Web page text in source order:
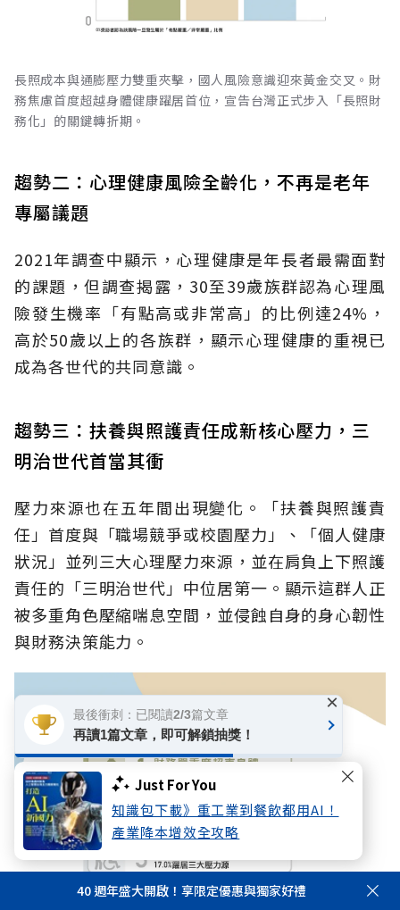
Just For You
知識包下載》重工業到餐飲都用AI！
產業降本增效全攻略
長照成本與通膨壓力雙重夾擊，國人風險意識迎來黃金交叉。財
務焦慮首度超越身體健康躍居首位，宣告台灣正式步入「長照財
務化」的關鍵轉折期。
趨勢二：心理健康風險全齡化，不再是老年
專屬議題
2021年調查中顯示，心理健康是年長者最需面對
的課題，但調查揭露，30至39歲族群認為心理風
險發生機率「有點高或非常高」的比例達24%，
高於50歲以上的各族群，顯示心理健康的重視已
成為各世代的共同意識。
趨勢三：扶養與照護責任成新核心壓力，三
明治世代首當其衝
壓力來源也在五年間出現變化。「扶養與照護責
任」首度與「職場競爭或校園壓力」、「個人健康
狀況」並列三大心理壓力來源，並在肩負上下照護
責任的「三明治世代」中位居第一。顯示這群人正
被多重角色壓縮喘息空間，並侵蝕自身的身心韌性
與財務決策能力。
40 週年盛大開啟！享限定優惠與獨家好禮
最後衝刺：已閱讀2/3篇文章
再讀1篇文章，即可解鎖抽獎！
×